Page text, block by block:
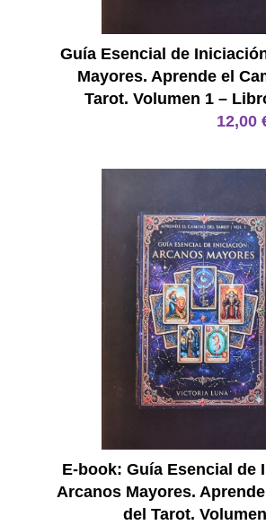
Guía Esencial de
Mayores. Aprende el
Tarot. Volumen 1 –
12,00
E-book: Guía Esencial de
Arcanos Mayores.
del Tarot.